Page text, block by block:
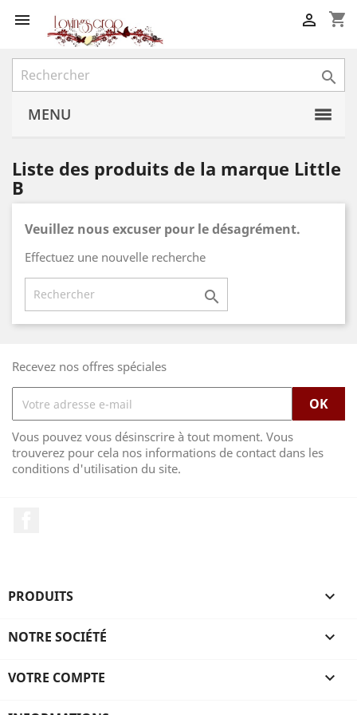
 shopping_cart


MENU
Liste des produits de la marque Little
B
Veuillez nous excuser pour le désagrément.
Effectuez une nouvelle recherche

Recevez nos offres spéciales
Vous pouvez vous désinscrire à tout moment. Vous
trouverez pour cela nos informations de contact dans les
conditions d'utilisation du site.
PRODUITS 
NOTRE SOCIÉTÉ 
VOTRE COMPTE 